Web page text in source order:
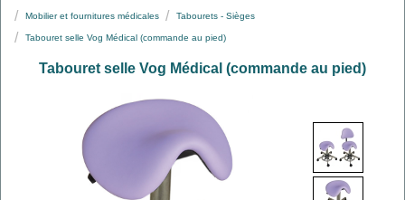
Mobilier et fournitures médicales Tabourets - Sièges
Tabouret selle Vog Médical (commande au pied)
Tabouret selle Vog Médical (commande au pied)